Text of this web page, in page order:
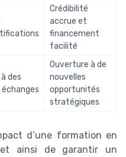
Crédibilité
accrue et
financement
facilité
des
Ouverture à de
nouvelles
opportunités
stratégiques
d’une formation en
ainsi de garantir un